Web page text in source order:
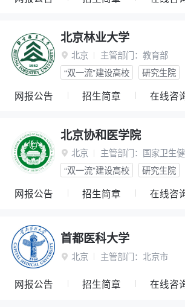
北京林业大学
 北京 主管部门： 教育部
“双一流”建设高校
研究生院
网报公告 招生简章 在线咨
北京协和医学院
 北京 主管部门： 国家卫生
“双一流”建设高校
研究生院
网报公告 招生简章 在线咨
首都医科大学
 北京 主管部门： 北京市
网报公告 招生简章 在线咨